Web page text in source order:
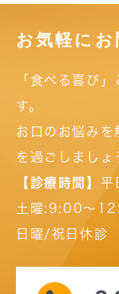
お気軽に
「食べる喜び
す。
お口のお悩みを
を過ごしましょ
【診療時間】
土曜:9:00～
日曜/祝日休診